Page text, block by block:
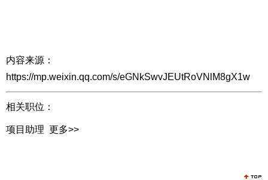
内容来源：
https://mp.weixin.qq.com/s/eGNkSwvJEUtRoVNlM8gX1w
相关职位：
项目助理 更多>>